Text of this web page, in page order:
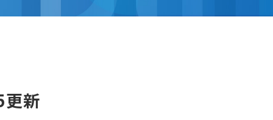
新